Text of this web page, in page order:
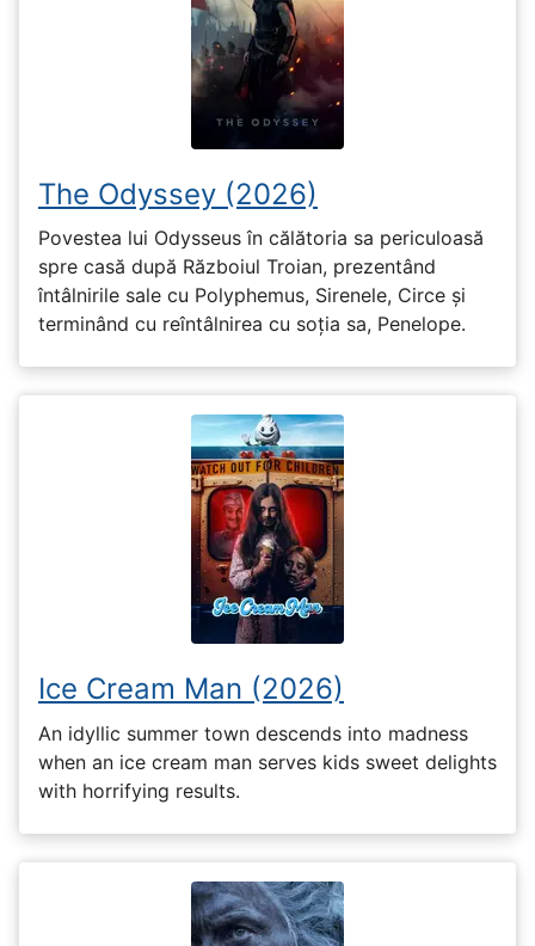
The Odyssey (2026)
Povestea lui Odysseus în călătoria sa periculoasă
spre casă după Războiul Troian, prezentând
întâlnirile sale cu Polyphemus, Sirenele, Circe și
terminând cu reîntâlnirea cu soția sa, Penelope.
Ice Cream Man (2026)
An idyllic summer town descends into madness
when an ice cream man serves kids sweet delights
with horrifying results.